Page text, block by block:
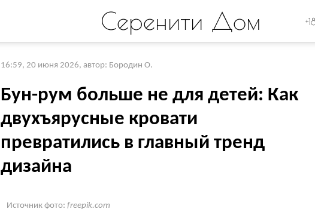
Серенити Дом
16:59, 20 июня 2026, автор: Бородин О.
Бун-рум больше не для детей: Как
двухъярусные кровати
превратились в главный тренд
дизайна
Источник фото: freepik.com